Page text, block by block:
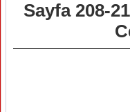
Sayfa 208-